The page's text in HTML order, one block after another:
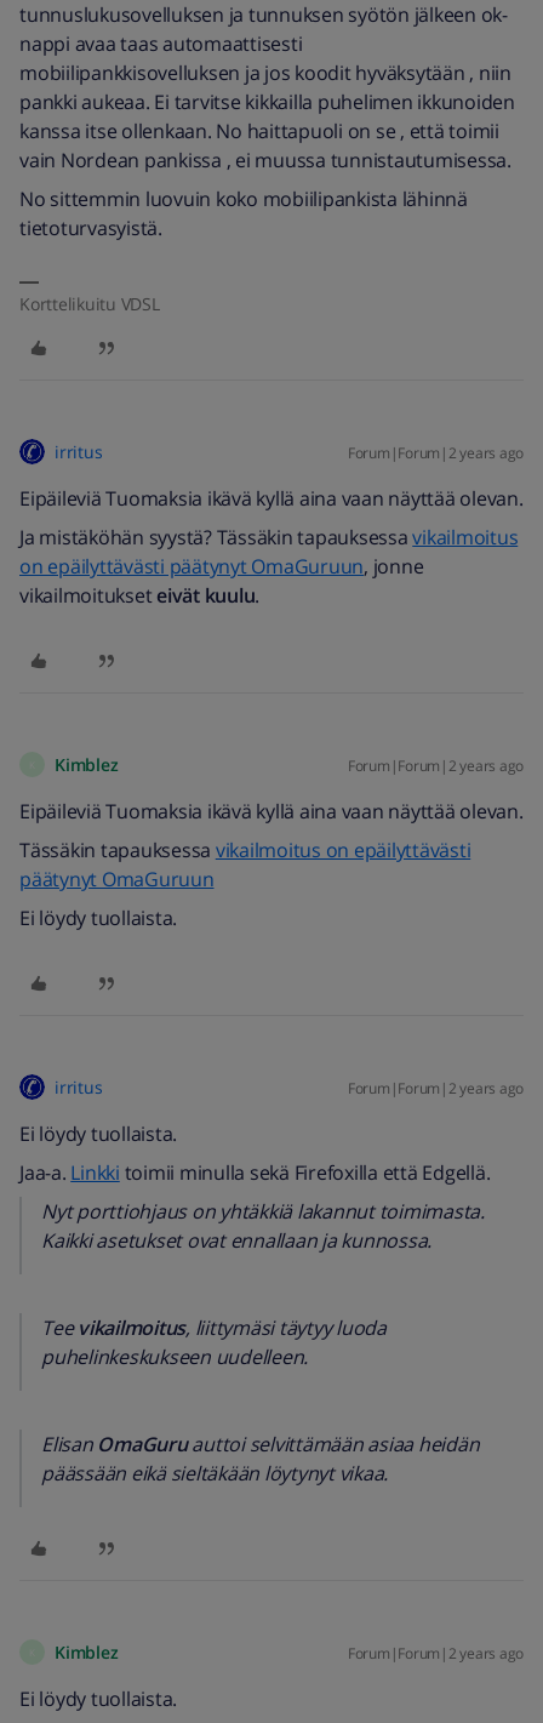
tunnuslukusovelluksen ja tunnuksen syötön jälkeen ok-
nappi avaa taas automaattisesti
mobiilipankkisovelluksen ja jos koodit hyväksytään , niin
pankki aukeaa. Ei tarvitse kikkailla puhelimen ikkunoiden
kanssa itse ollenkaan. No haittapuoli on se , että toimii
vain Nordean pankissa , ei muussa tunnistautumisessa.
No sittemmin luovuin koko mobiilipankista lähinnä
tietoturvasyistä.
Korttelikuitu VDSL
irritus Forum|Forum|2 years ago
Eipäileviä Tuomaksia ikävä kyllä aina vaan näyttää olevan.
Ja mistäköhän syystä? Tässäkin tapauksessavikailmoitus
on epäilyttävästi päätynyt OmaGuruun, jonne
vikailmoitukseteivät kuulu.
Kimblez Forum|Forum|2 years ago
Eipäileviä Tuomaksia ikävä kyllä aina vaan näyttää olevan.
Tässäkin tapauksessa vikailmoitus on epäilyttävästi
päätynyt OmaGuruun
Ei löydy tuollaista.
irritus Forum|Forum|2 years ago
Ei löydy tuollaista.
Jaa-a. Linkki toimii minulla sekä Firefoxilla että Edgellä.
Nyt porttiohjaus on yhtäkkiä lakannut toimimasta.
Kaikki asetukset ovat ennallaan ja kunnossa.
Teevikailmoitus, liittymäsi täytyy luoda
puhelinkeskukseen uudelleen.
Elisan OmaGuruauttoi selvittämään asiaa heidän
päässään eikä sieltäkään löytynyt vikaa.
Kimblez Forum|Forum|2 years ago
Ei löydy tuollaista.